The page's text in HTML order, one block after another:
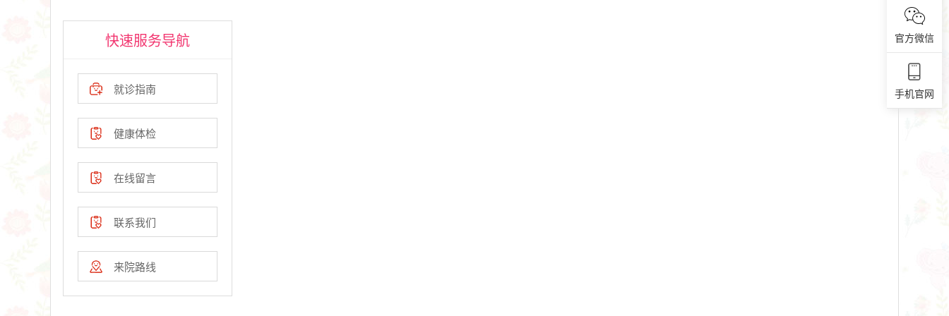
快速服务导航
就诊指南
健康体检
在线留言
联系我们
来院路线
官方微信
手机官网